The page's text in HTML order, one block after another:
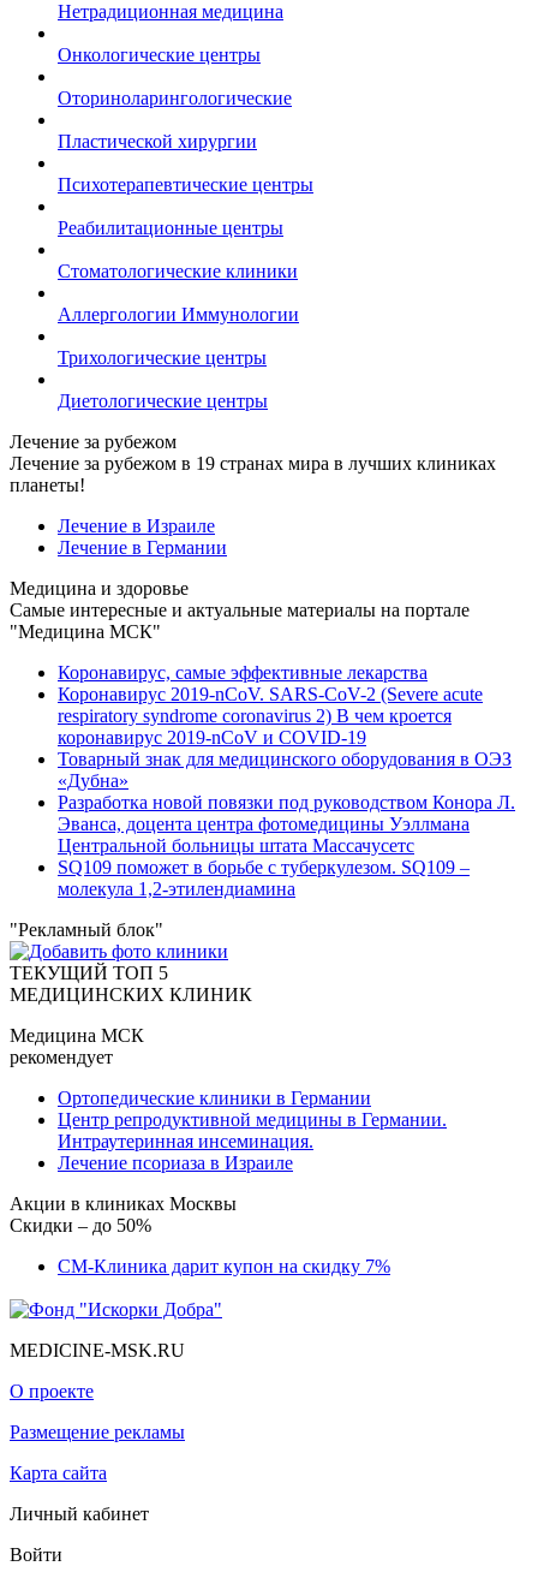
Нетрадиционная медицина
Онкологические центры
Оториноларингологические
Пластической хирургии
Психотерапевтические центры
Реабилитационные центры
Стоматологические клиники
Аллергологии Иммунологии
Трихологические центры
Диетологические центры
Лечение за рубежом
Лечение за рубежом в 19 странах мира в лучших клиниках
планеты!
Лечение в Израиле
Лечение в Германии
Медицина и здоровье
Самые интересные и актуальные материалы на портале
"Медицина МСК"
Коронавирус, самые эффективные лекарства
Коронавирус 2019-nCoV. SARS-CoV-2 (Severe acute
respiratory syndrome coronavirus 2) В чем кроется
коронавирус 2019-nCoV и COVID-19
Товарный знак для медицинского оборудования в ОЭЗ
«Дубна»
Разработка новой повязки под руководством Конора Л.
Эванса, доцента центра фотомедицины Уэллмана
Центральной больницы штата Массачусетс
SQ109 поможет в борьбе с туберкулезом. SQ109 –
молекула 1,2-этилендиамина
"Рекламный блок"
ТЕКУЩИЙ ТОП 5
МЕДИЦИНСКИХ КЛИНИК
Медицина МСК
рекомендует
Ортопедические клиники в Германии
Центр репродуктивной медицины в Германии.
Интраутеринная инсеминация.
Лечение псориаза в Израиле
Акции в клиниках Москвы
Скидки – до 50%
СМ-Клиника дарит купон на скидку 7%
MEDICINE-MSK.RU
О проекте
Размещение рекламы
Карта сайта
Личный кабинет
Войти